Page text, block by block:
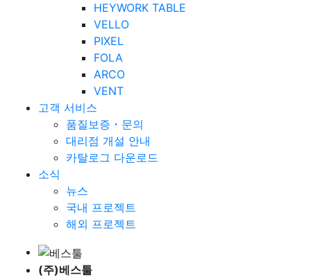
HEYWORK TABLE
VELLO
PIXEL
FOLA
ARCO
VENT
고객 서비스
품질보증・문의
대리점 개설 안내
카탈로그 다운로드
소식
뉴스
국내 프로젝트
해외 프로젝트
(주)베스툴